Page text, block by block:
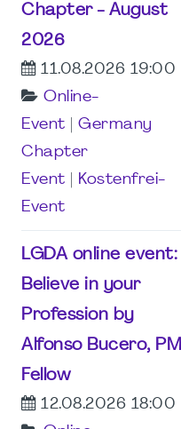
Chapter - August
2026
11.08.2026 19:00
Online-
Event
Germany
Chapter
Event
Kostenfrei-
Event
LGDA online event:
Believe in your
Profession by
Alfonso Bucero, PMI
Fellow
12.08.2026 18:00